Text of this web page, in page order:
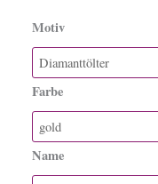
Motiv
Farbe
Name
Filztasche,
Diamanttölter
Menge